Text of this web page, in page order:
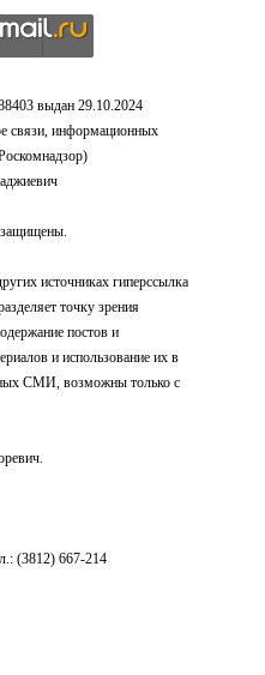
выдан 29.10.2024
связи, информационных
источниках гиперссылка
точку зрения
постов и
и использование их в
СМИ, возможны только с
(3812) 667-214